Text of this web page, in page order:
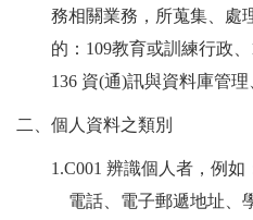
務相關業務，所蒐集、處
的：109教育或訓練行政
136 資(通)訊與資料庫管理
二、個人資料之類別
1.C001 辨識個人者，例如
電話、電子郵遞地址、